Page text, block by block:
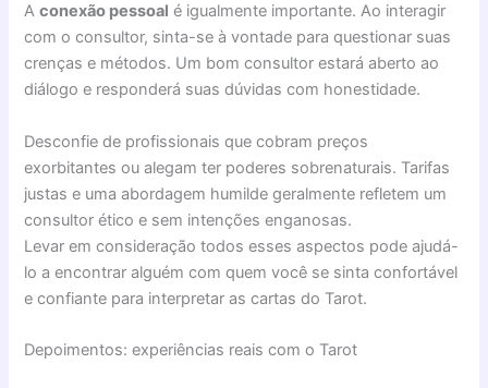
Aconexão pessoal é igualmente importante. Ao interagir
com o consultor, sinta-se à vontade para questionar suas
crenças e métodos. Um bom consultor estará aberto ao
diálogo e responderá suas dúvidas com honestidade.
Desconfie de profissionais que cobram preços
exorbitantes ou alegam ter poderes sobrenaturais. Tarifas
justas e uma abordagem humilde geralmente refletem um
consultor ético e sem intenções enganosas.
Levar em consideração todos esses aspectos pode ajudá-
lo a encontrar alguém com quem você se sinta confortável
e confiante para interpretar as cartas do Tarot.
Depoimentos: experiências reais com o Tarot